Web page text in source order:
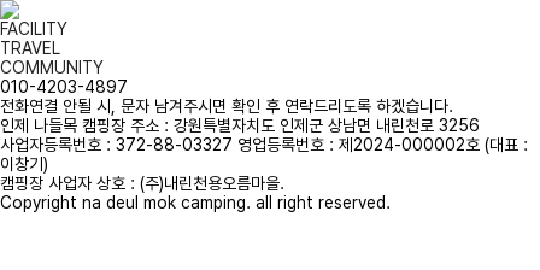
FACILITY
TRAVEL
COMMUNITY
010-4203-4897
전화연결 안될 시, 문자 남겨주시면 확인 후 연락드리도록 하겠습니다.
인제 나들목 캠핑장 주소 : 강원특별자치도 인제군 상남면 내린천로 3256
사업자등록번호 : 372-88-03327 영업등록번호 : 제2024-000002호 (대표 :
이창기)
캠핑장 사업자 상호 : (주)내린천용오름마을.
Copyright na deul mok camping. all right reserved.